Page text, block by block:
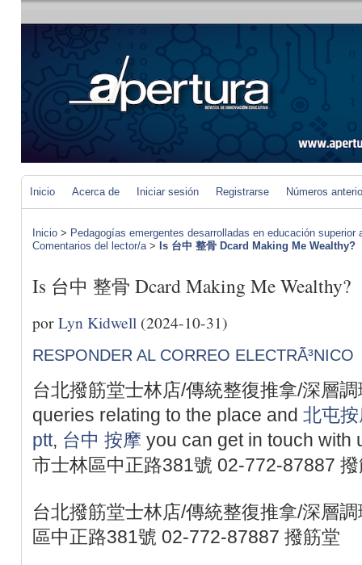
Inicio Acerca de Iniciar sesión Registrarse Números
Inicio > Pedagogías emergentes desarrolladas en educación
Comentarios del lector/a> Is 台中 整骨 Dcard Making Me Wealthy?
Is 台中 整骨 Dcard Making Me Wealthy?
porLyn Kidwell (2024-10-31)
RESPONDER AL CORREO ELECTRÃ³NICO
台北撥筋堂士林店/傳統整復推拿/深層
queries relating to the place and 北屯
ptt, 台中 按摩 you can get in touch with
市士林區中正路381號 02-772-87887
台北撥筋堂士林店/傳統整復推拿/深層
區中正路381號 02-772-87887 撥筋堂